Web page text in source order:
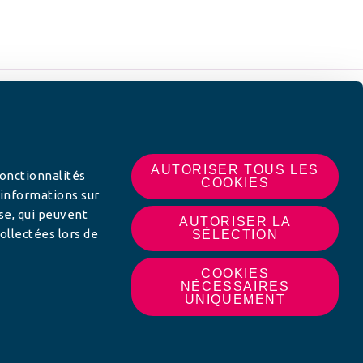
sur
qui peuvent
lors de
AUTORISER TOUS LES
COOKIES
AUTORISER LA
SÉLECTION
COOKIES
NÉCESSAIRES
UNIQUEMENT